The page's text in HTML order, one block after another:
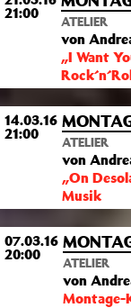
21:00 ATELIER
von
„I Want
14.03.16
21:00 ATELIER
von
„On
Musik
07.03.16
20:00 ATELIER
von
Montage-